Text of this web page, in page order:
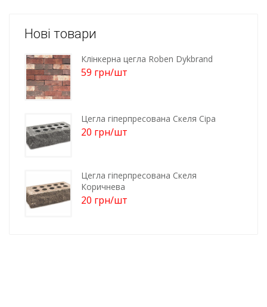
Нові товари
Клінкерна цегла Roben Dykbrand
59 грн/шт
Цегла гіперпресована Скеля Сіра
20 грн/шт
Цегла гіперпресована Скеля
Коричнева
20 грн/шт